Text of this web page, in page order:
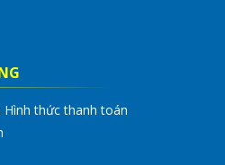
thức thanh toán